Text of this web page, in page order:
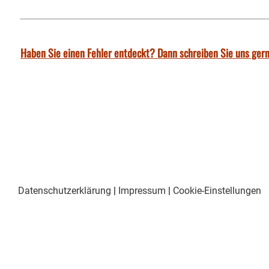
Haben Sie einen Fehler entdeckt? Dann schreiben Sie uns
Datenschutzerklärung | Impressum | Cookie-Einstellungen